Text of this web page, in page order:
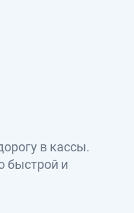
в кассы.
быстрой и